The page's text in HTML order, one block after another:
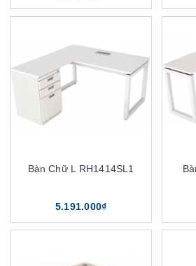
Bàn Chữ L RH1414SL1
5.191.000₫